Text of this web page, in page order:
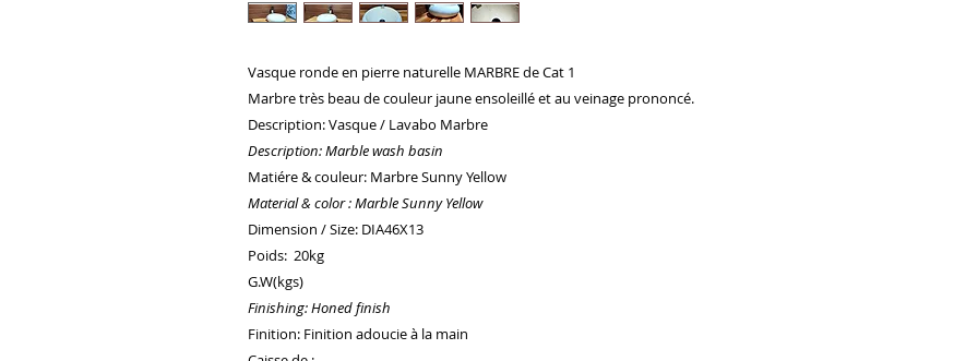
Vasque ronde en pierre naturelle MARBRE de Cat 1
Marbre très beau de couleur jaune ensoleillé et au veinage prononcé.
Description: Vasque / Lavabo Marbre
Description: Marble wash basin
Matiére & couleur: Marbre Sunny Yellow
Material & color : Marble Sunny Yellow
Dimension / Size: DIA46X13
Poids: 20kg
G.W(kgs)
Finishing: Honed finish
Finition: Finition adoucie à la main